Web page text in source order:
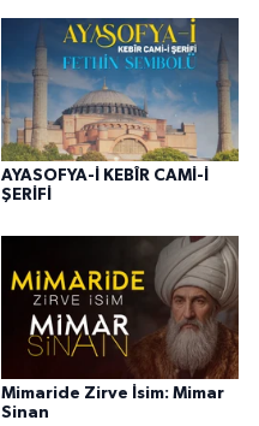
AYASOFYA-İ KEBÎR CAMİ-İ
ŞERİFİ
Mimaride Zirve İsim: Mimar
Sinan